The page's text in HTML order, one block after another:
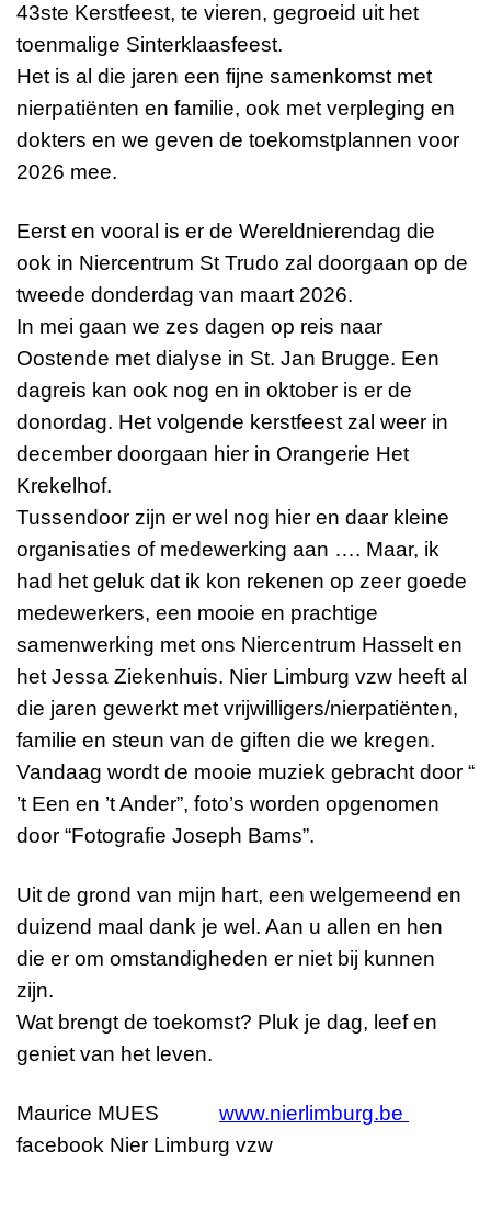
43ste Kerstfeest, te vieren, gegroeid uit het
toenmalige Sinterklaasfeest.
Het is al die jaren een fijne samenkomst met
nierpatiënten en familie, ook met verpleging en
dokters en we geven de toekomstplannen voor
2026 mee.
Eerst en vooral is er de Wereldnierendag die
ook in Niercentrum St Trudo zal doorgaan op de
tweede donderdag van maart 2026.
In mei gaan we zes dagen op reis naar
Oostende met dialyse in St. Jan Brugge. Een
dagreis kan ook nog en in oktober is er de
donordag. Het volgende kerstfeest zal weer in
december doorgaan hier in Orangerie Het
Krekelhof.
Tussendoor zijn er wel nog hier en daar kleine
organisaties of medewerking aan …. Maar, ik
had het geluk dat ik kon rekenen op zeer goede
medewerkers, een mooie en prachtige
samenwerking met ons Niercentrum Hasselt en
het Jessa Ziekenhuis. Nier Limburg vzw heeft al
die jaren gewerkt met vrijwilligers/nierpatiënten,
familie en steun van de giften die we kregen.
Vandaag wordt de mooie muziek gebracht door “
’t Een en ’t Ander”, foto’s worden opgenomen
door “Fotografie Joseph Bams”.
Uit de grond van mijn hart, een welgemeend en
duizend maal dank je wel. Aan u allen en hen
die er om omstandigheden er niet bij kunnen
zijn.
Wat brengt de toekomst? Pluk je dag, leef en
geniet van het leven.
Maurice MUES www.nierlimburg.be
facebook Nier Limburg vzw